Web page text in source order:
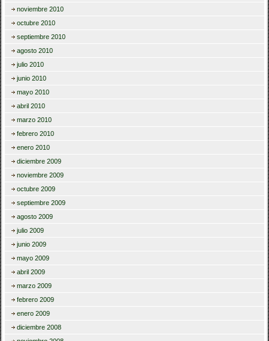
noviembre 2010
octubre 2010
septiembre 2010
agosto 2010
julio 2010
junio 2010
mayo 2010
abril 2010
marzo 2010
febrero 2010
enero 2010
diciembre 2009
noviembre 2009
octubre 2009
septiembre 2009
agosto 2009
julio 2009
junio 2009
mayo 2009
abril 2009
marzo 2009
febrero 2009
enero 2009
diciembre 2008